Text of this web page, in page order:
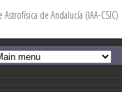
Astrofísica de Andalucía (IAA-CSIC)